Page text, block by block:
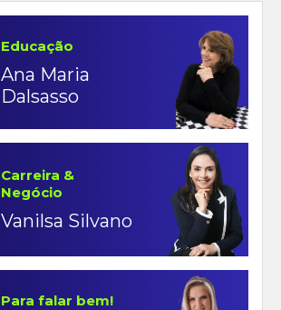
Educação
Ana Maria
Dalsasso
Carreira &
Negócio
Vanilsa Silvano
Para falar bem!